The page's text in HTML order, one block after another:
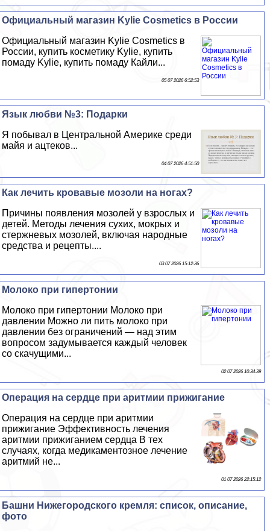
Официальный магазин Kylie Cosmetics в России
Официальный магазин Kylie Cosmetics в
России, купить косметику Kylie, купить
помаду Kylie, купить помаду Кайли...
05 07 2026 6:52:53
Язык любви №3: Подарки
Я побывал в Центральной Америке среди
майя и ацтеков...
04 07 2026 4:51:50
Как лечить кровавые мозоли на ногах?
Причины появления мозолей у взрослых и
детей. Методы лечения сухих, мокрых и
стержневых мозолей, включая народные
средства и рецепты....
03 07 2026 15:12:36
Молоко при гипертонии
Молоко при гипертонии Молоко при
давлении Можно ли пить молоко при
давлении без ограничений — над этим
вопросом задумывается каждый человек
со скачущими...
02 07 2026 10:34:39
Операция на сердце при аритмии прижигание
Операция на сердце при аритмии
прижигание Эффективность лечения
аритмии прижиганием сердца В тех
случаях, когда медикаментозное лечение
аритмий не...
01 07 2026 22:15:12
Башни Нижегородского кремля: список, описание,
фото